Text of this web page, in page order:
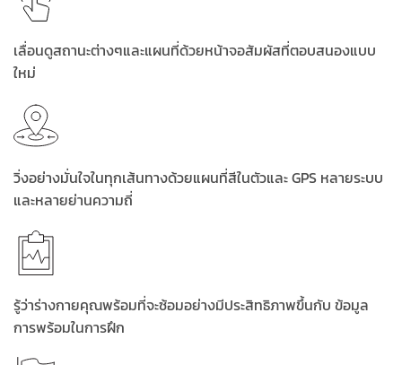
เลื่อนดูสถานะต่างๆและแผนที่ด้วยหน้าจอสัมผัสที่ตอบสนองแบบ
ใหม่
วิ่งอย่างมั่นใจในทุกเส้นทางด้วยแผนที่สีในตัวและ GPS หลายระบบ
และหลายย่านความถี่
รู้ว่าร่างกายคุณพร้อมที่จะซ้อมอย่างมีประสิทธิภาพขึ้นกับ ข้อมูล
การพร้อมในการฝึก